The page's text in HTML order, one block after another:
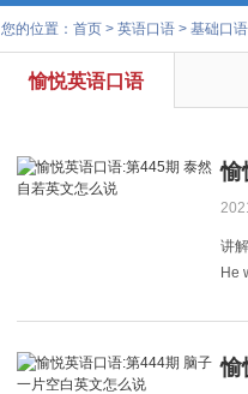
您的位置： 首页 > 英语口语 > 基础口语
愉悦英语口语
愉
讲
He
I
我
愉